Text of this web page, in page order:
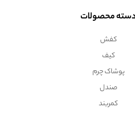
محصولات
کفش
کیف
پوشاک چرم
صندل
کمربند